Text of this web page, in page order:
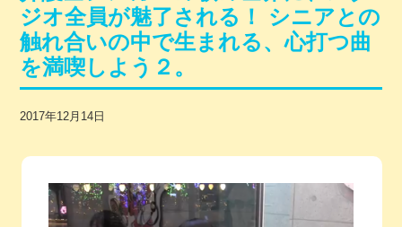
ジオ全員が魅了される！ シニアとの
触れ合いの中で生まれる、心打つ曲
を満喫しよう２。
2017年12月14日